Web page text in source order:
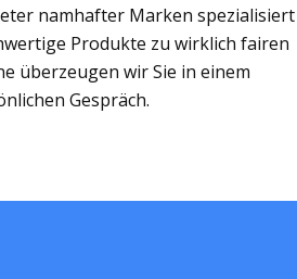
namhafter Marken spezialisiert
Produkte zu wirklich fairen
überzeugen wir Sie in einem
Gespräch.